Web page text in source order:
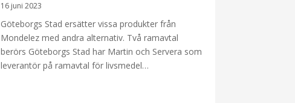
16 juni 2023
Göteborgs Stad ersätter vissa produkter från
Mondelez med andra alternativ. Två ramavtal
berörs Göteborgs Stad har Martin och Servera som
leverantör på ramavtal för livsmedel…